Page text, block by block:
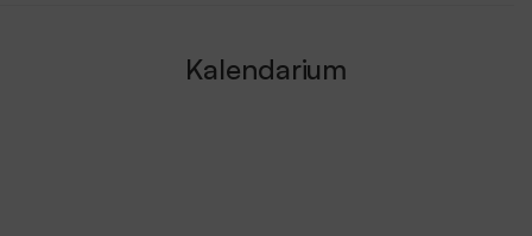
Kalendarium